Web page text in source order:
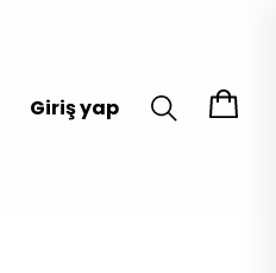
Giriş yap